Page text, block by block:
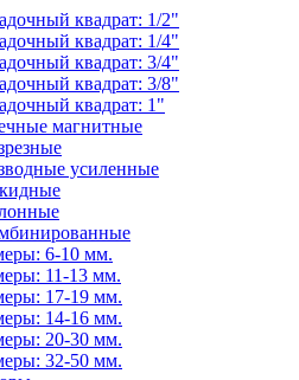
квадрат: 1/2"
квадрат: 1/4"
квадрат: 3/4"
квадрат: 3/8"
квадрат: 1"
магнитные
усиленные
6-10 мм.
11-13 мм.
17-19 мм.
14-16 мм.
20-30 мм.
32-50 мм.